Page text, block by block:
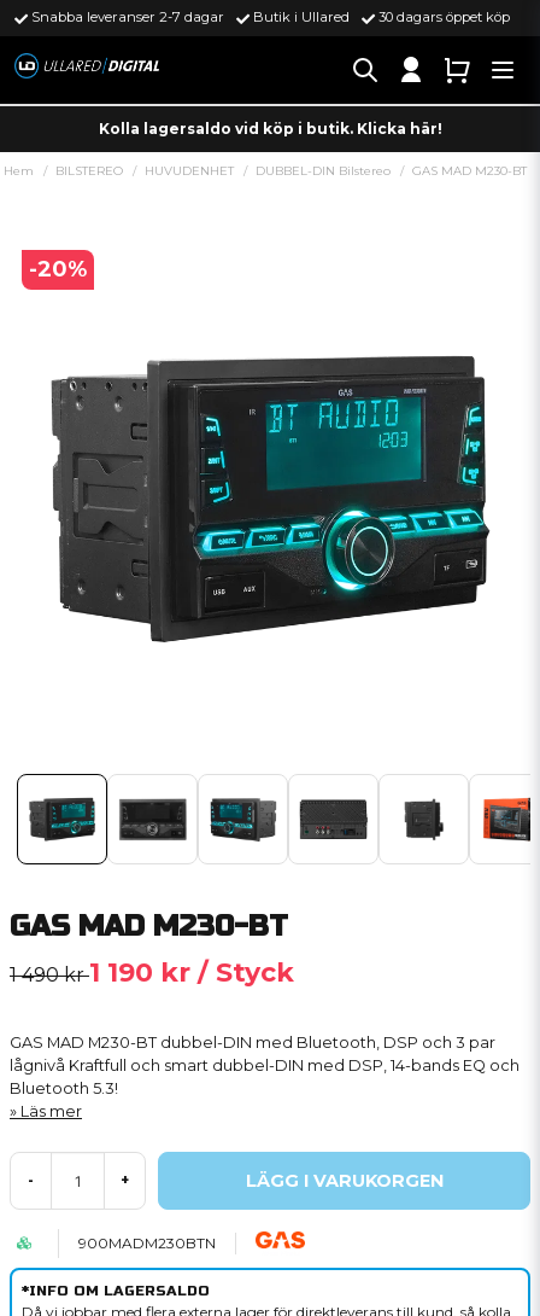
Snabba leveranser 2-7 dagar Butik i Ullared 30 dagars öppet köp
Kolla lagersaldo vid köp i butik. Klicka här!
Hem BILSTEREO HUVUDENHET DUBBEL-DIN Bilstereo GAS MAD M230-BT
-20%
GAS MAD M230-BT
1 490 kr1 190 kr / Styck
GAS MAD M230-BT dubbel-DIN med Bluetooth, DSP och 3 par
lågnivå Kraftfull och smart dubbel-DIN med DSP, 14-bands EQ och
Bluetooth 5.3!
Läs mer
- + LÄGG I VARUKORGEN
900MADM230BTN
*INFO OM LAGERSALDO
Då vi jobbar med flera externa lager för direktleverans till kund, så kolla